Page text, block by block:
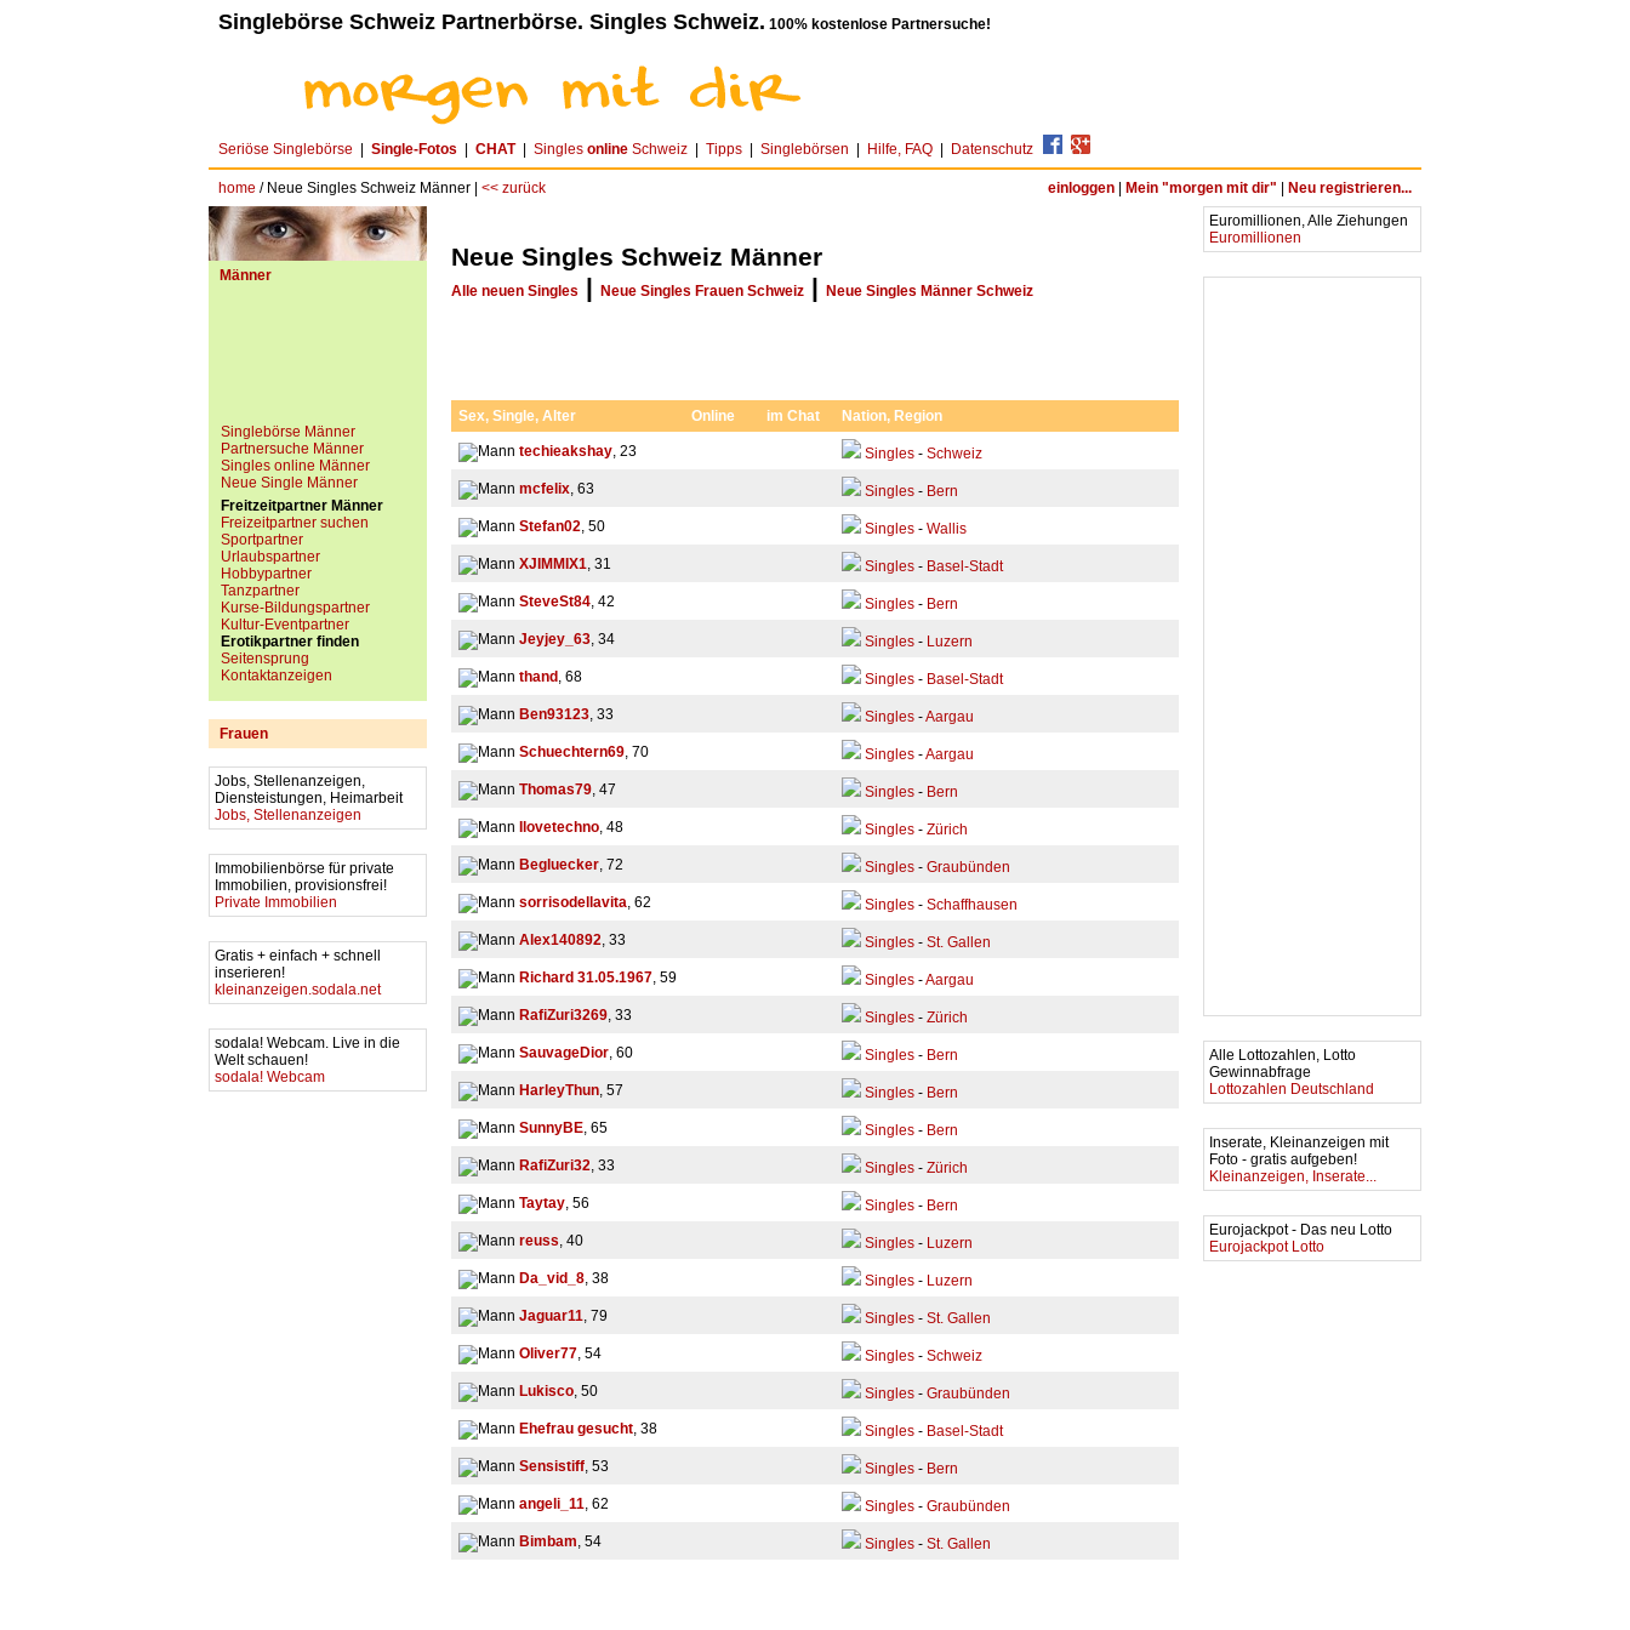
Singlebörse Schweiz Partnerbörse. Singles Schweiz. 100% kostenlose Partnersuche!
Seriöse Singlebörse Single-Fotos CHAT| Singles online Schweiz Tipps Singlebörsen Hilfe, FAQ Datenschutz
home / Neue Singles Schweiz Männer | << zurück einloggen Mein "morgen mit dir" Neu registrieren...
Männer
Singlebörse Männer
Partnersuche Männer
Singles online Männer
Neue Single Männer
Freitzeitpartner Männer
Freizeitpartner suchen
Sportpartner
Urlaubspartner
Hobbypartner
Tanzpartner
Kurse-Bildungspartner
Kultur-Eventpartner
Erotikpartner finden
Seitensprung
Kontaktanzeigen
Frauen
Jobs, Stellenanzeigen,
Diensteistungen, Heimarbeit
Jobs, Stellenanzeigen
Immobilienbörse für private
Immobilien, provisionsfrei!
Private Immobilien
Gratis + einfach + schnell
inserieren!
kleinanzeigen.sodala.net
sodala! Webcam. Live in die
Welt schauen!
sodala! Webcam
Neue Singles Schweiz Männer
Alle neuen Singles | Neue Singles Frauen Schweiz | Neue Singles Männer Schweiz
Sex, Single, Alter Online im Chat Nation, Region
techieakshay, 23 Singles - Schweiz
mcfelix, 63 Singles - Bern
Stefan02, 50 Singles - Wallis
XJIMMIX1, 31 Singles - Basel-Stadt
SteveSt84, 42 Singles - Bern
Jeyjey_63, 34 Singles - Luzern
thand , 68 Singles - Basel-Stadt
Ben93123, 33 Singles -Aargau
Schuechtern69, 70 Singles -Aargau
Thomas79, 47 Singles - Bern
Ilovetechno, 48 Singles - Zürich
Begluecker, 72 Singles - Graubünden
sorrisodellavita, 62 Singles - Schaffhausen
Alex140892, 33 Singles - St. Gallen
Richard 31.05.1967, 59 Singles -Aargau
RafiZuri3269, 33 Singles - Zürich
SauvageDior, 60 Singles - Bern
HarleyThun, 57 Singles - Bern
SunnyBE, 65 Singles - Bern
RafiZuri32, 33 Singles - Zürich
Taytay, 56 Singles - Bern
reuss, 40 Singles - Luzern
Da_vid_8, 38 Singles - Luzern
Jaguar11, 79 Singles - St. Gallen
Oliver77, 54 Singles - Schweiz
Lukisco, 50 Singles - Graubünden
Ehefrau gesucht, 38 Singles - Basel-Stadt
Sensistiff, 53 Singles - Bern
angeli_11, 62 Singles - Graubünden
Bimbam, 54 Singles - St. Gallen
Euromillionen, Alle Ziehungen
Euromillionen
Alle Lottozahlen, Lotto
Gewinnabfrage
Lottozahlen Deutschland
Inserate, Kleinanzeigen mit
Foto - gratis aufgeben!
Kleinanzeigen, Inserate...
Eurojackpot - Das neu Lotto
Eurojackpot Lotto